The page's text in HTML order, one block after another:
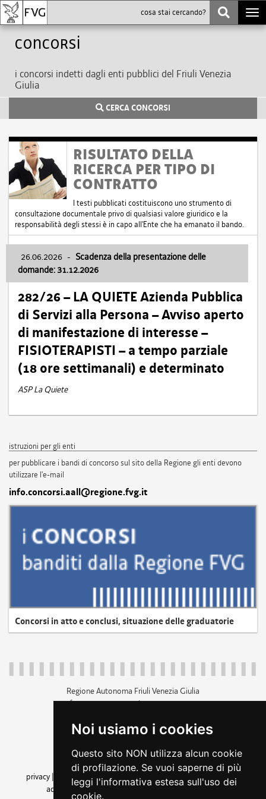
Noi usiamo i cookies
Questo sito NON utilizza alcun cookie
di profilazione. Se vuoi saperne di più
leggi l'informativa estesa sull'uso dei
cookie.
Concorsi
i concorsi indetti dagli enti pubblici del Friuli Venezia
Giulia
CERCA CONCORSI
RISULTATO DELLA
RICERCA PER TIPO DI
CONTRATTO
I testi pubblicati costituiscono uno strumento di
consultazione documentale privo di qualsiasi valore giuridico e la
responsabilità degli stessi è in capo all'Ente che ha emanato il bando.
26.06.2026 - Scadenza della presentazione delle
domande: 31.12.2026
282/26 – LA QUIETE Azienda Pubblica
di Servizi alla Persona – Avviso aperto
di manifestazione di interesse –
FISIOTERAPISTI – a tempo parziale
(18 ore settimanali) e determinato
ASP La Quiete
istruzioni per gli enti
per pubblicare i bandi di concorso sul sito della Regione gli enti devono
utilizzare l'e-mail
info.concorsi.aall@regione.fvg.it
Concorsi in atto e conclusi, situazione delle graduatorie
Regione Autonoma Friuli Venezia Giulia
c.f. 80014930327; p.iva 00526040324
+39 040 3771111
amministrazione trasparente
privacy
cookie |note legali accessibilità
dichiarazione di
accessibilità| feedback cambio preferenze cookie